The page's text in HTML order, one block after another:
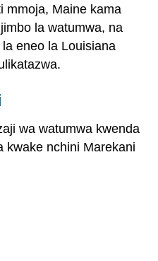
mmoja, Maine kama
la watumwa, na
eneo la Louisiana
wa watumwa kwenda
kwake nchini Marekani